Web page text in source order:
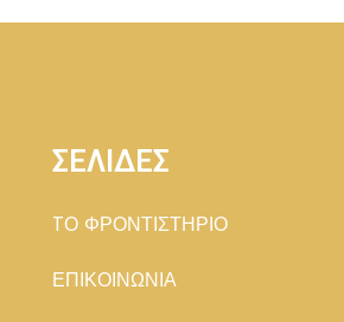
ΣΕΛΙΔΕΣ
TΟ ΦΡΟΝΤΙΣΤΗΡΙΟ
ΕΠΙΚΟΙΝΩΝΙΑ